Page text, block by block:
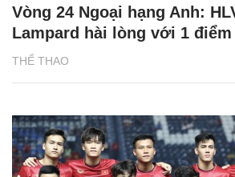
THỂ THAO
Vòng 24 Ngoại hạng Anh:
Lampard hài lòng với 1